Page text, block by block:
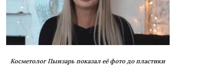
Косметолог Пынзарь показал её фото до пластики